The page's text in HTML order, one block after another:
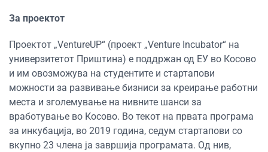
За проектот
Проектот „VentureUP“ (проект „Venture Incubator“ на
универзитетот Приштина) е поддржан од ЕУ во Косово
и им овозможува на студентите и стартапови
можности за развивање бизниси за креирање работни
места и зголемување на нивните шанси за
вработување во Косово. Во текот на првата програма
за инкубација, во 2019 година, седум стартапови со
вкупно 23 члена ја завршија програмата. Од нив,